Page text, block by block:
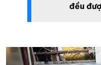
đều